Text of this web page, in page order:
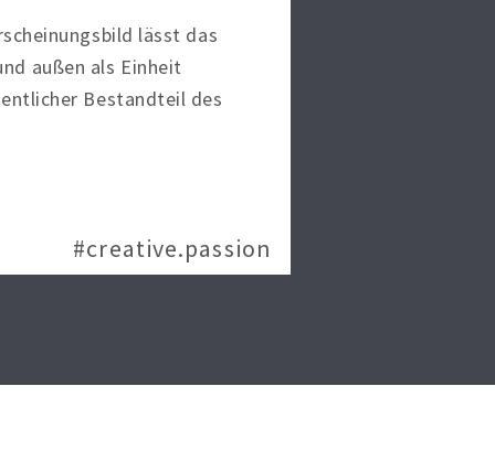
lässt das
außen als Einheit
Bestandteil des
#creative.passion